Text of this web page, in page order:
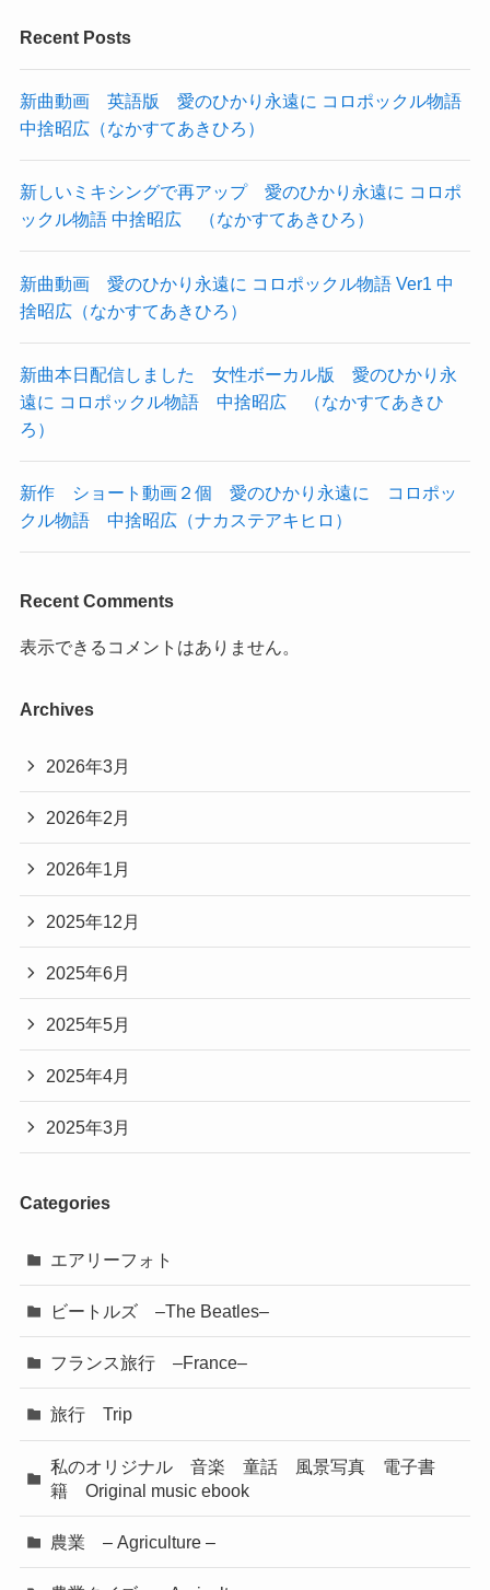
Recent Posts
新曲動画 英語版 愛のひかり永遠に コロポックル物語
中捨昭広（なかすてあきひろ）
新しいミキシングで再アップ 愛のひかり永遠に コロポ
ックル物語 中捨昭広 （なかすてあきひろ）
新曲動画 愛のひかり永遠に コロポックル物語 Ver1 中
捨昭広（なかすてあきひろ）
新曲本日配信しました 女性ボーカル版 愛のひかり永
遠に コロポックル物語 中捨昭広 （なかすてあきひ
ろ）
新作 ショート動画２個 愛のひかり永遠に コロポッ
クル物語 中捨昭広（ナカステアキヒロ）
Recent Comments
表示できるコメントはありません。
Archives
2026年3月
2026年2月
2026年1月
2025年12月
2025年6月
2025年5月
2025年4月
2025年3月
Categories
エアリーフォト
ビートルズ –The Beatles–
フランス旅行 –France–
旅行 Trip
私のオリジナル 音楽 童話 風景写真 電子書
籍 Original music ebook
農業 – Agriculture –